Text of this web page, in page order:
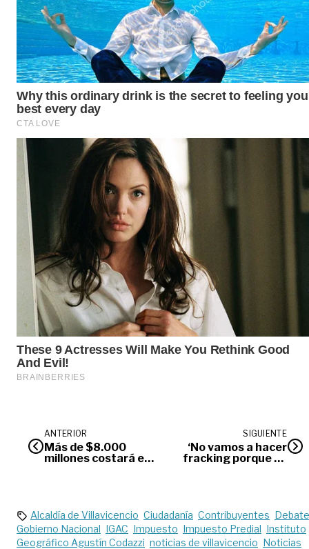
ANTERIOR
Más de $8.000
millones costará el
SIGUIENTE
‘No vamos a hacer
fracking porque va
Alcaldía de Villavicencio Ciudadanía Contribuyentes Debate
Gobierno Nacional IGAC Impuesto Impuesto Predial Instituto
Geográfico Agustín Codazzi noticias de villavicencio Noticias